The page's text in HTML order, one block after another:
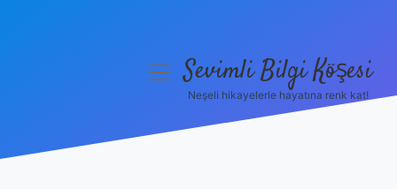
menüyüSevimli Bilgi Köşesi
Neşeli hikayelerle hayatına renk kat!